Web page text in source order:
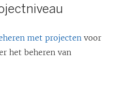
met projecten voor
het beheren van